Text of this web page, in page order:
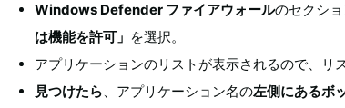
Windows Defender ファイアウォールのセクショ
は機能を許可」 を選択。
アプリケーションのリストが表示されるので、リ
見つけたら、アプリケーション名の左側にあるボ